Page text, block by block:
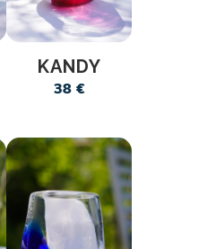
KANDY
38 €